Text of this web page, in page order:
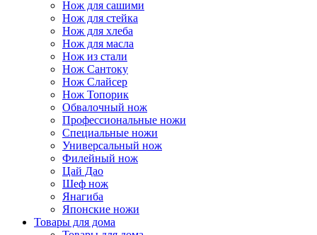
Нож для сашими
Нож для стейка
Нож для хлеба
Нож для масла
Нож из стали
Нож Сантоку
Нож Слайсер
Нож Топорик
Обвалочный нож
Профессиональные ножи
Специальные ножи
Универсальный нож
Филейный нож
Цай Дао
Шеф нож
Янагиба
Японские ножи
Товары для дома